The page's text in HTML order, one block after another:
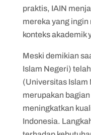
praktis, IAIN
mereka yang
konteks akademik
Meski demikian
Islam Negeri)
(Universitas Islam
merupakan
meningkatkan
Indonesia.